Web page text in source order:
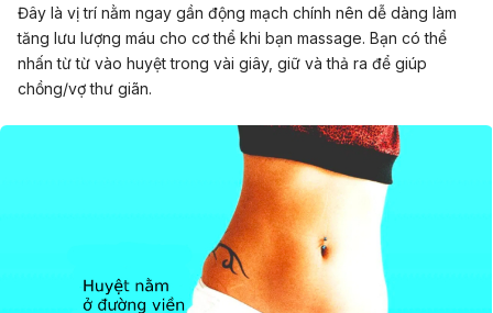
Đây là vị trí nằm ngay gần động mạch chính nên dễ dàng làm
tăng lưu lượng máu cho cơ thể khi bạn massage. Bạn có thể
nhấn từ từ vào huyệt trong vài giây, giữ và thả ra để giúp
chồng/vợ thư giãn.